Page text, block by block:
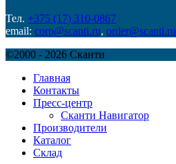
Тел. +375 (17) 310-0867
email: corp@scanti.ru, order@scanti.ru
©2000 - 2026 Сканти
Главная
Контакты
Пресс-центр
Сканти Навигатор
Производители
Каталог
Склад